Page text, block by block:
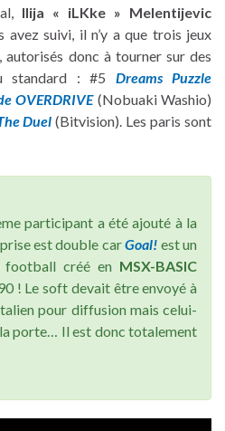
Ilija « iLKke » Melentijevic
avez suivi, il n’y a que trois jeux
, autorisés donc à tourner sur des
standard : #5
Dreams Puzzle
OVERDRIVE(Nobuaki Washio)
Duel (Bitvision). Les paris sont
participant a été ajouté à la
est double carGoal! est un
football créé en MSX-BASIC
! Le soft devait être envoyé à
pour diffusion mais celui-
porte… Il est donc totalement